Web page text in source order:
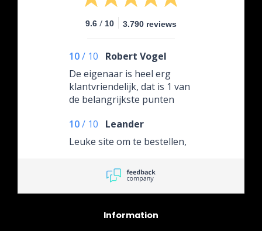
9.6 / 10 3.790 reviews
10/ 10
Robert Vogel
De eigenaar is heel erg
klantvriendelijk, dat is 1 van
de belangrijkste punten
deze persoon in contact te
komen. De prijzen van zijn
klantenservice naar mij toe
10/ 10
Leander
Leuke site om te bestellen,
Information